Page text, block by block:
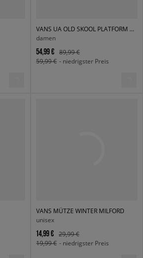
VANS UA OLD SKOOL PLATFORM OLD SKOOL
damen
54,99 €
89,99 €
59,99 € - niedrigster Preis
VANS MÜTZE WINTER MILFORD
unisex
14,99 €
29,99 €
19,99 € - niedrigster Preis